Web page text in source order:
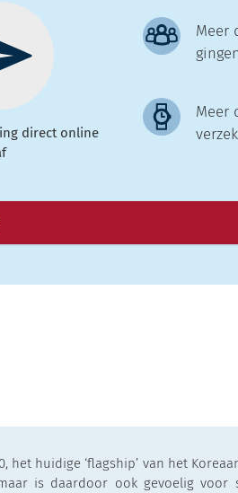
direct online
Meer
Meer
huidige ‘flagship’ van het
is daardoor ook gevoelig voor